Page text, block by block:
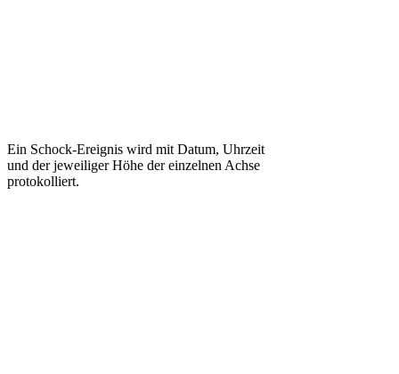
Ein Schock-Ereignis wird mit Datum, Uhrzeit
und der jeweiliger Höhe der einzelnen Achse
protokolliert.